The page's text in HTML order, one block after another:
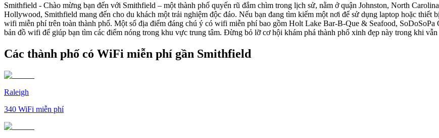
Smithfield - Chào mừng bạn đến với Smithfield – một thành phố quyến rũ đắm chìm trong lịch sử, nằm ở quận Johnston, North
Hollywood, Smithfield mang đến cho du khách một trải nghiệm độc đáo. Nếu bạn đang tìm kiếm một nơi để sử dụng laptop hoặc
wifi miễn phí trên toàn thành phố. Một số địa điểm đáng chú ý có wifi miễn phí bao gồm Holt Lake Bar-B-Que & Seafood,
bản đồ wifi để giúp bạn tìm các điểm nóng trong khu vực trung tâm. Đừng bỏ lỡ cơ hội khám phá thành phố xinh đẹp này trong khi
Các thành phố có WiFi miễn phí gần Smithfield
Raleigh
340 WiFi miễn phí